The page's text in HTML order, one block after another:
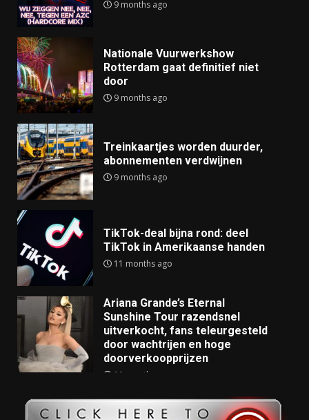
9 months ago
Nationale Vuurwerkshow
Rotterdam gaat definitief niet
door
9 months ago
Treinkaartjes worden duurder,
abonnementen verdwijnen
9 months ago
TikTok-deal bijna rond: deel
TikTok in Amerikaanse handen
11 months ago
Ariana Grande’s Eternal
Sunshine Tour razendsnel
uitverkocht, fans teleurgesteld
door wachtrijen en hoge
doorverkoopprijzen
11 months ago